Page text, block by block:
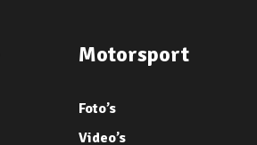
Motorsport
Foto’s
Video’s